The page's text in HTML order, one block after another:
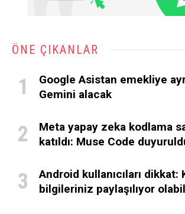
ÖNE ÇIKANLAR
Google Asistan emekliye
Gemini alacak
Meta yapay zeka kodlama
katıldı: Muse Code
Android kullanıcıları dikkat:
bilgileriniz paylaşılıyor